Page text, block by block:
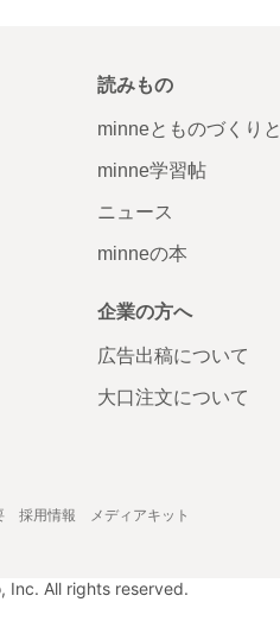
読みもの
minneとものづくりと
minne学習帖
ニュース
minneの本
企業の方へ
広告出稿について
大口注文について
採用情報 メディアキット
Inc. All rights reserved.